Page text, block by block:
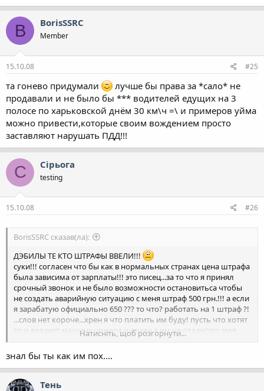
B BorisSSRC
Member
15.10.08 #25
та гонево придумали
лучше бы права за *сало* не
продавали и не было бы *** водителей едущих на 3
полосе по харьковской днём 30 км\ч =\ и примеров уйма
можно привести,которые своим вождением просто
заставляют нарушать ПДД!!!
С Сірьога
testing
15.10.08 #26
BorisSSRC сказав(ла):
ДЭБИЛЫ ТЕ КТО ШТРАФЫ ВВЕЛИ!!!
суки!!! согласен что бы как в нормальных странах цена штрафа
была зависима от зарплаты!!! это писец...за то что я принял
срочный звонок и не было возможности остановитьса чтобы
не создать аварийную ситуацию с меня штраф 500 грн.!!! а если
я зарабатую официально 650 ??? то что? работать на 1 штраф ?!
...слов нет короче...хрен я что платить им буду! пусть что хотят
то и делают! машину,номера и права я им не отдам!это моя
собственность!я за неё платил! пусть судятьса годами со мной!
мне пох!
Натисніть, щоб розгорнути...
знал бы ты как им пох....
Тень